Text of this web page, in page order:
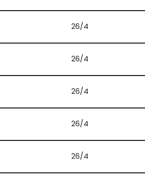
26/4
26/4
26/4
26/4
26/4